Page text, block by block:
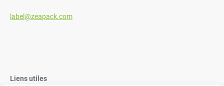
label@zeapack.com
Liens utiles